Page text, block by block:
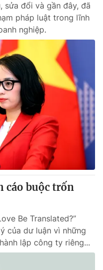
sửa đổi và gần đây, đã
pháp luật trong lĩnh
nghiệp.
cáo buộc trốn
Be Translated?”
của dư luận vì những
lập công ty riêng...